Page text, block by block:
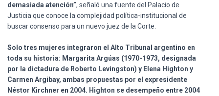
demasiada atención”, señaló una fuente del Palacio de
Justicia que conoce la complejidad política-institucional de
buscar consenso para un nuevo juez de la Corte.
Solo tres mujeres integraron el Alto Tribunal argentino en
toda su historia: Margarita Argúas (1970-1973, designada
por la dictadura de Roberto Levingston) y Elena Highton y
Carmen Argibay, ambas propuestas por el expresidente
Néstor Kirchner en 2004. Highton se desempeño entre 2004